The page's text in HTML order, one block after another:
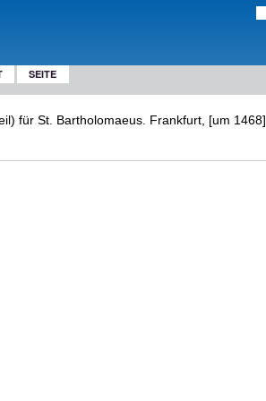
SEITE
für St. Bartholomaeus. Frankfurt, [um 1468]